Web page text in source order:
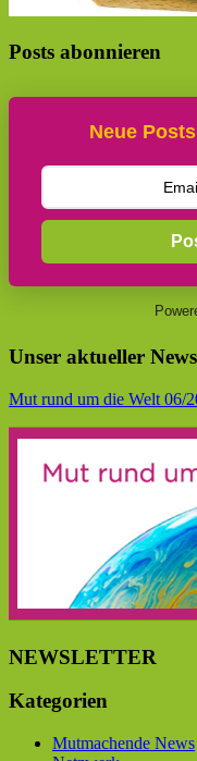
Posts abonnieren
Neue
Unser aktueller
Mut rund um die Welt 06/
NEWSLETTER
Kategorien
Mutmachende News